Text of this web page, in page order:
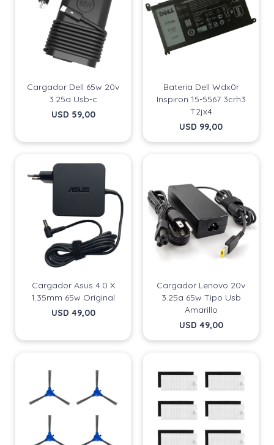
Cargador Dell 65w 20v
3.25a Usb-c
USD 59,00
Bateria Dell Wdx0r
Inspiron 15-5567 3crh3
T2jx4
USD 99,00
Cargador Asus 4.0 X
1.35mm 65w Original
USD 49,00
Cargador Lenovo 20v
3.25a 65w Tipo Usb
Amarillo
USD 49,00